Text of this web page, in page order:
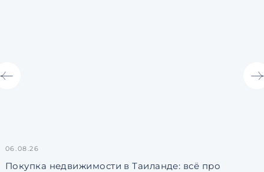
06.08.26
Покупка недвижимости в Таиланде: всё про